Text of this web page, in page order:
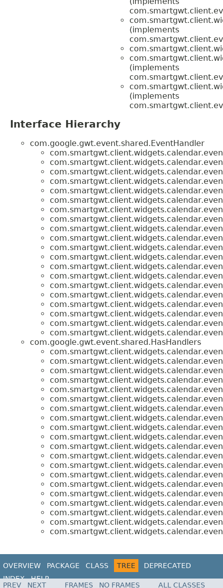
(implements
(implements
(implements
Interface Hierarchy
com.google.gwt.event.shared.EventHandler
com.google.gwt.event.shared.HasHandlers
OVERVIEW PACKAGE CLASS TREE
DEPRECATED
INDEX
HELP
PREV
NEXT FRAMES NO FRAMES ALL CLASSES